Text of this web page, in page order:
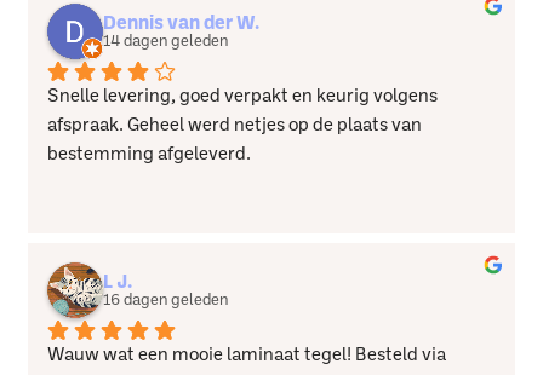
Dennis van der W.
14 dagen geleden
Snelle levering, goed verpakt en keurig volgens
afspraak. Geheel werd netjes op de plaats van
bestemming afgeleverd.
L J.
16 dagen geleden
Wauw wat een mooie laminaat tegel! Besteld via